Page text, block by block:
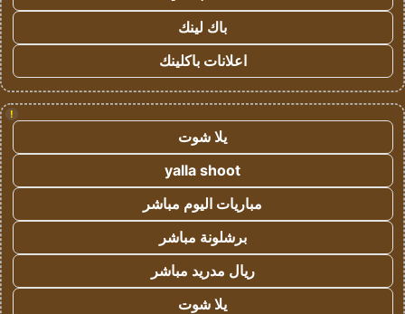
باك لينك
اعلانات باكلينك
!
يلا شوت
yalla shoot
مباريات اليوم مباشر
برشلونة مباشر
ريال مدريد مباشر
يلا شوت